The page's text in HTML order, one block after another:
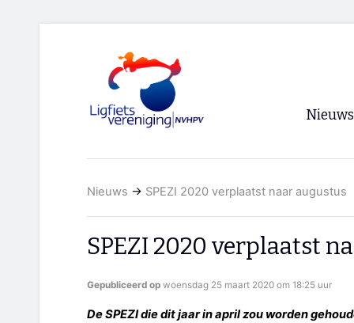
Nieuws
Nieuws → SPEZI 2020 verplaatst naar augustus
SPEZI 2020 verplaatst
Gepubliceerd op woensdag 25 maart 2020 om 18:25 uur
De SPEZI die dit jaar in april zou worden